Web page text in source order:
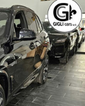
Tettuccio panoramico in vetro scorrevole/inclinabile ad azionamento elettrico
oscurati
Cerchi in lega da 20" a doppie razze, styling 699 M (Pneum. Mistiant. 245/45, post.275/40 R20- Runflat)
sportivo
di navigazione
Vivavoce